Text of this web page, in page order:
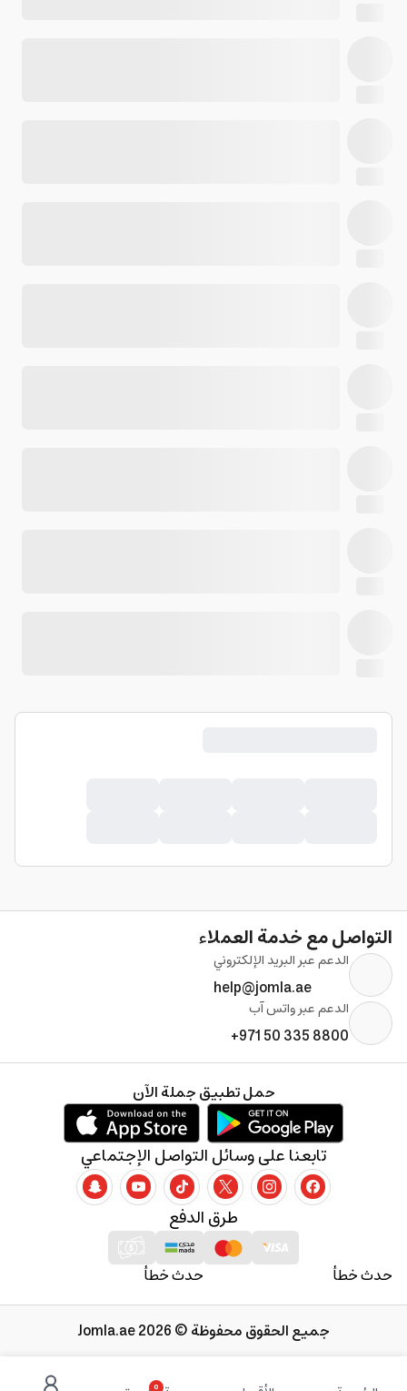
0
التواصل مع خدمة العملاء
الدعم عبر البريد الإلكتروني
help@jomla.ae
الدعم عبر واتس آب
+971 50 335 8800
حدث خطأ حدث خطأ
طرق الدفع
تابعنا على وسائل التواصل الإجتماعي
حمل تطبيق جملة الآن
جميع الحقوق محفوظة © 2026 Jomla.ae